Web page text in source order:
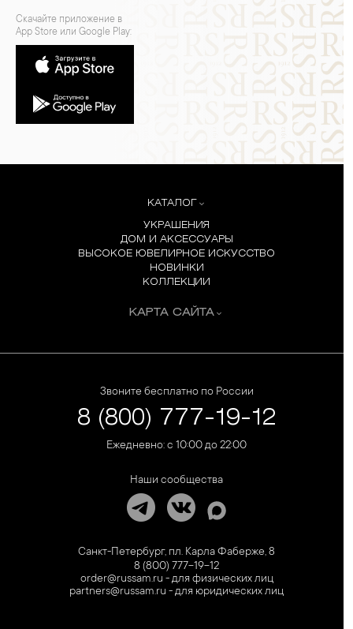
Скачайте приложение в
App Store или Google Play:
КАТАЛОГ
УКРАШЕНИЯ
ДОМ И АКСЕССУАРЫ
ВЫСОКОЕ ЮВЕЛИРНОЕ ИСКУССТВО
НОВИНКИ
КОЛЛЕКЦИИ
КАРТА САЙТА
Звоните бесплатно по России
8 (800) 777-19-12
Ежедневно: с 10:00 до 22:00
Наши сообщества
Санкт-Петербург, пл. Карла Фаберже, 8
8 (800) 777-19-12
order@russam.ru - для физических лиц
partners@russam.ru - для юридических лиц